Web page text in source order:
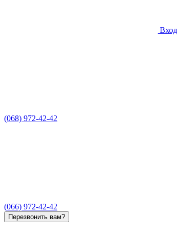
Вход
(068) 972-42-42
(066) 972-42-42
Перезвонить вам?